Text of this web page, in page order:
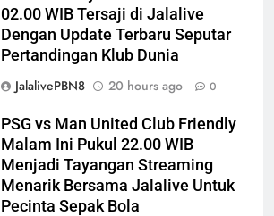
02.00 WIB Tersaji di Jalalive
Dengan Update Terbaru Seputar
Pertandingan Klub Dunia
JalalivePBN8
20 hours ago 0
PSG vs Man United Club Friendly
Malam Ini Pukul 22.00 WIB
Menjadi Tayangan Streaming
Menarik Bersama Jalalive Untuk
Pecinta Sepak Bola